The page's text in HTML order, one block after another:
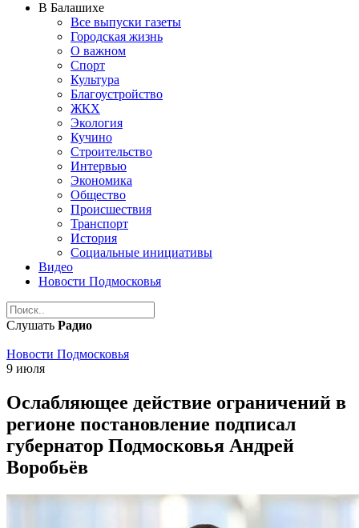
В Балашихе
Все выпуски газеты
Городская жизнь
О важном
Спорт
Культура
Благоустройство
ЖКХ
Экология
Кучино
Строительство
Интервью
Экономика
Общество
Происшествия
Транспорт
История
Социальные инициативы
Видео
Новости Подмосковья
Слушать Радио
Новости Подмосковья
9 июля
Ослабляющее действие ограничений в
регионе постановление подписал
губернатор Подмосковья Андрей
Воробьёв